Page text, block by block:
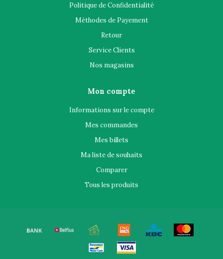
Politique de Confidentialité
Méthodes de Payement
Retour
Service Clients
Nos magasins
Mon compte
Informations sur le compte
Mes commandes
Mes billets
Ma liste de souhaits
Comparer
Tous les produits